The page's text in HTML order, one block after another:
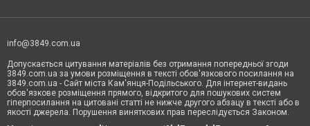
info@3849.com.ua
Допускається цитування матеріалів без отримання попередньої згоди
3849.com.ua за умови розміщення в тексті обов'язкового посилання на
3849.com.ua - Сайт міста Кам'янця-Подільського. Для інтернет-видань
обов'язкове розміщення прямого, відкритого для пошукових систем
гіперпосилання на цитовані статті не нижче другого абзацу в тексті або в
якості джерела. Порушення виняткових прав переслідується Законом.